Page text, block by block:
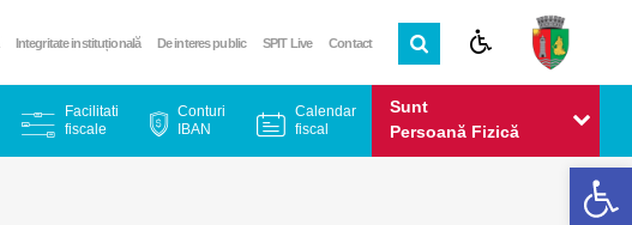
Integritate instituțională De interes public SPIT Live Contact
Sunt
Persoană Fizică
Facilitati
fiscale
Conturi
IBAN
Calendar
fiscal